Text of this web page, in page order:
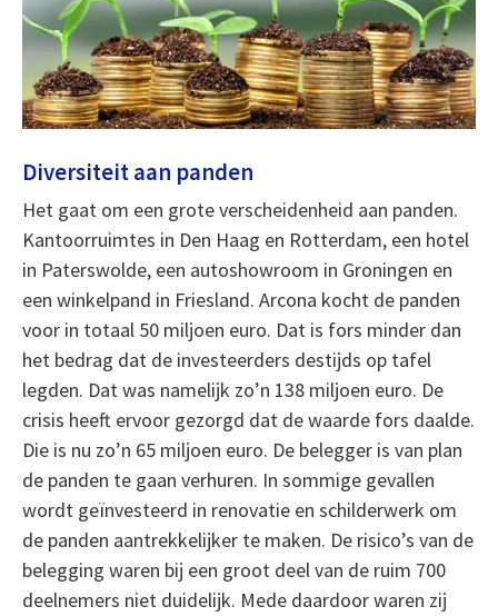
Diversiteit aan panden
Het gaat om een grote verscheidenheid aan panden.
Kantoorruimtes in Den Haag en Rotterdam, een hotel
in Paterswolde, een autoshowroom in Groningen en
een winkelpand in Friesland. Arcona kocht de panden
voor in totaal 50 miljoen euro. Dat is fors minder dan
het bedrag dat de investeerders destijds op tafel
legden. Dat was namelijk zo’n 138 miljoen euro. De
crisis heeft ervoor gezorgd dat de waarde fors daalde.
Die is nu zo’n 65 miljoen euro. De belegger is van plan
de panden te gaan verhuren. In sommige gevallen
wordt geïnvesteerd in renovatie en schilderwerk om
de panden aantrekkelijker te maken. De risico’s van de
belegging waren bij een groot deel van de ruim 700
deelnemers niet duidelijk. Mede daardoor waren zij